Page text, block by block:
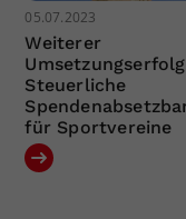
05.07.2023
Weiterer
Steuerliche
für Sportvereine